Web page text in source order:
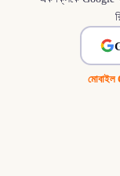
মোবাইল